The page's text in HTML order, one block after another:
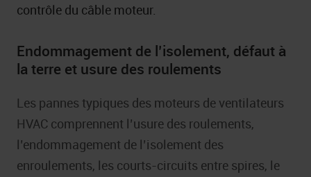
contrôle du câble moteur.
Endommagement de l’isolement, défaut à
la terre et usure des roulements
Les pannes typiques des moteurs de ventilateurs
HVAC comprennent l’usure des roulements,
l’endommagement de l’isolement des
enroulements, les courts-circuits entre spires, le